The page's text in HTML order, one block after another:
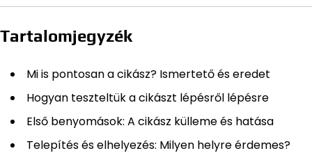
Tartalomjegyzék
Mi is pontosan a cikász? Ismertető és eredet
Hogyan teszteltük a cikászt lépésről lépésre
Első benyomások: A cikász külleme és hatása
Telepítés és elhelyezés: Milyen helyre érdemes?